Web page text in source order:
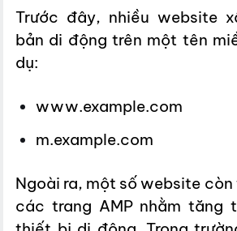
Trước đây, nhiều website
bản di động trên một tên
dụ:
www.example.com
m.example.com
Ngoài ra, một số website
các trang AMP nhằm tăng